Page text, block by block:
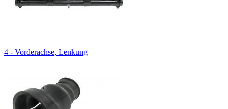
4 - Vorderachse, Lenkung